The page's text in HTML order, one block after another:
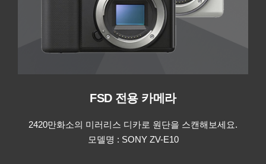
FSD 전용 카메라
2420만화소의 미러리스 디카로 원단을 스캔해보세요.
모델명 : SONY ZV-E10